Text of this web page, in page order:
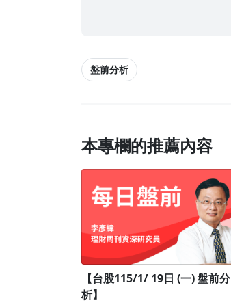
盤前分析
本專欄的推薦內容
【台股115/1/ 19日 (一) 盤前分
析】